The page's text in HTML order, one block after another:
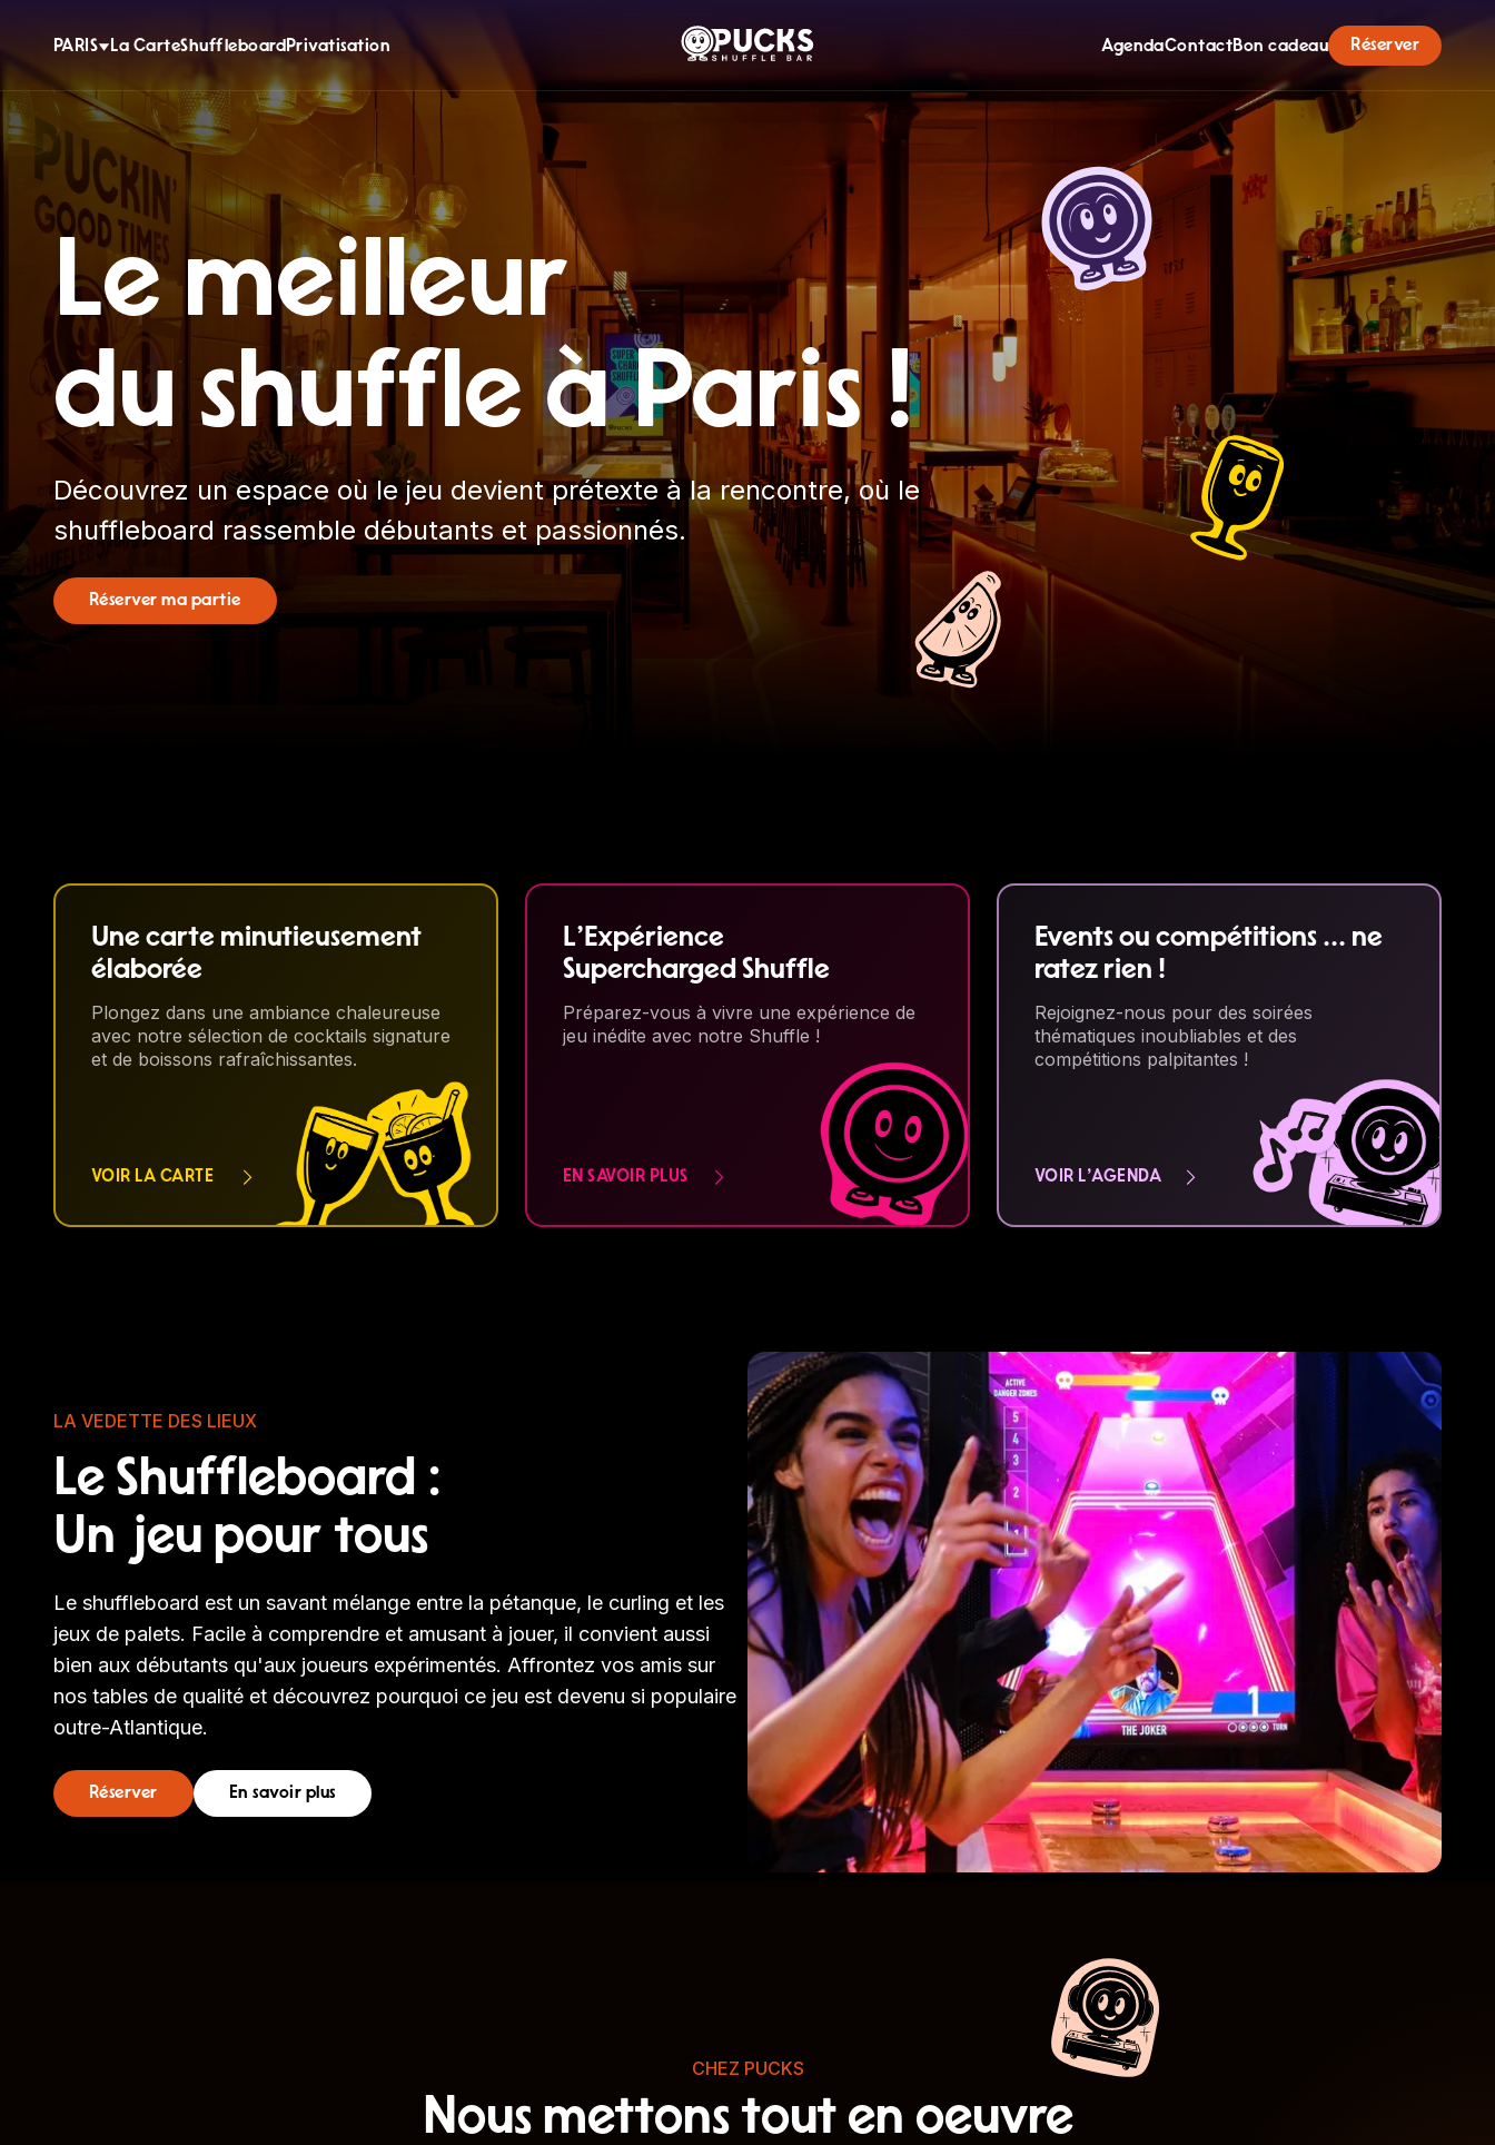
PARIS La CarteShuffleboard Privatisation AgendaContactBon cadeau Réserver
Le meilleur
du shuffle à Paris !
Découvrez un espace où le jeu devient prétexte à la rencontre, où le
shuffleboard rassemble débutants et passionnés.
Réserver ma partie
Une carte minutieusement
élaborée
Plongez dans une ambiance chaleureuse
avec notre sélection de cocktails signature
et de boissons rafraîchissantes.
VOIR LA CARTE
L'Expérience
Supercharged Shuffle
Préparez-vous à vivre une expérience de
jeu inédite avec notre Shuffle !
EN SAVOIR PLUS
Events ou compétitions ... ne
ratez rien !
Rejoignez-nous pour des soirées
thématiques inoubliables et des
compétitions palpitantes !
VOIR L'AGENDA
LA VEDETTE DES LIEUX
Le Shuffleboard :
Un jeu pour tous
Le shuffleboard est un savant mélange entre la pétanque, le curling et les
jeux de palets. Facile à comprendre et amusant à jouer, il convient aussi
bien aux débutants qu'aux joueurs expérimentés. Affrontez vos amis sur
nos tables de qualité et découvrez pourquoi ce jeu est devenu si populaire
outre-Atlantique.
Réserver En savoir plus
CHEZ PUCKS
Nous mettons tout en oeuvre